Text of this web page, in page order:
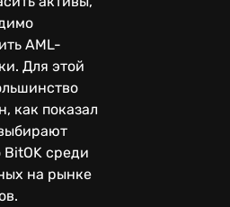
AML-
Для этой
как показал
среди
на рынке